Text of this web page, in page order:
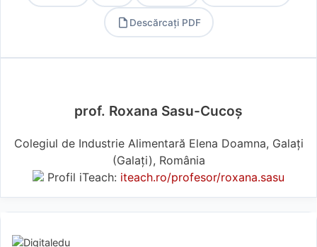
Descărcați PDF
prof. Roxana Sasu-Cucoș
Colegiul de Industrie Alimentară Elena Doamna, Galați
(Galaţi), România
Profil iTeach: iteach.ro/profesor/roxana.sasu